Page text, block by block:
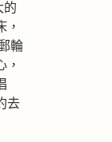
的
，
輪
，
去